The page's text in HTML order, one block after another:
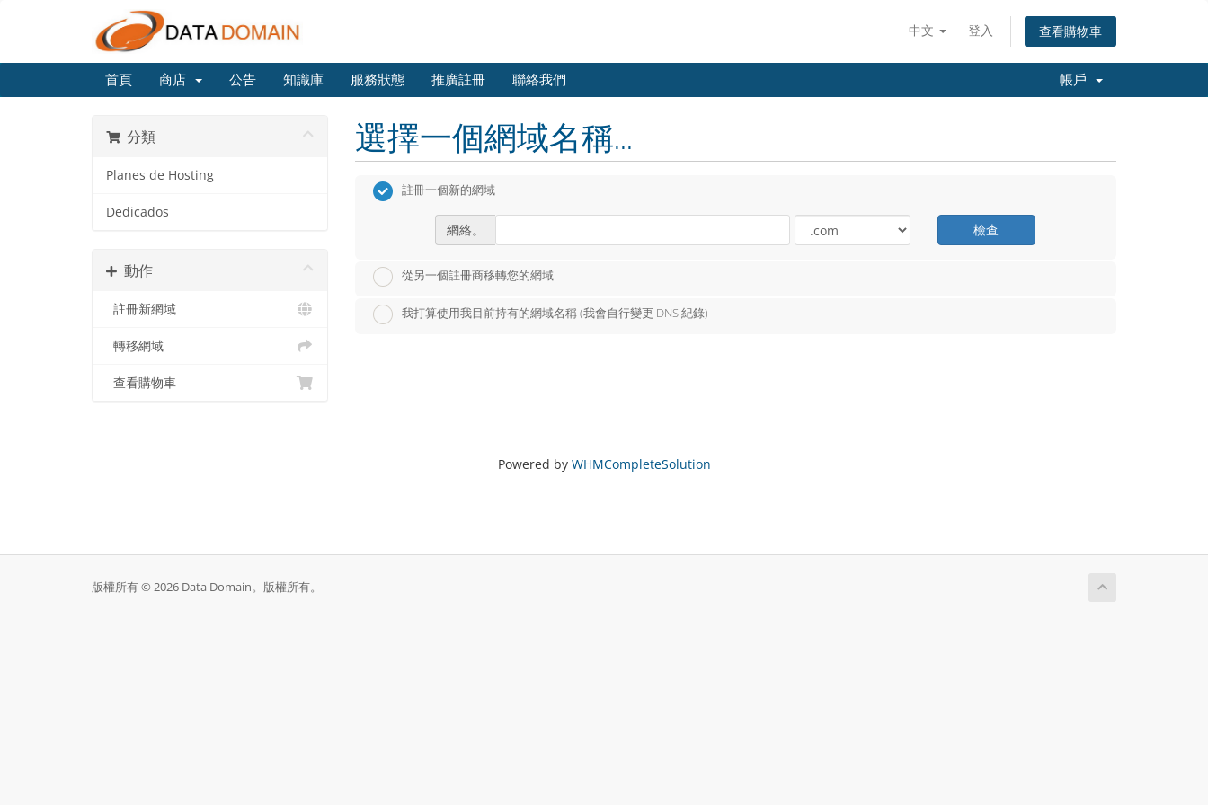
中文 登入 查看購物車
首頁 商店 公告 知識庫 服務狀態 推廣註冊 聯絡我們 帳戶
分類
Planes de Hosting
Dedicados
動作
註冊新網域
轉移網域
查看購物車
選擇一個網域名稱...
註冊一個新的網域
網絡。 檢查
從另一個註冊商移轉您的網域
我打算使用我目前持有的網域名稱 (我會自行變更 DNS 紀錄)
Powered by WHMCompleteSolution
版權所有 © 2026 Data Domain。版權所有。